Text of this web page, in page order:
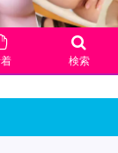
検索